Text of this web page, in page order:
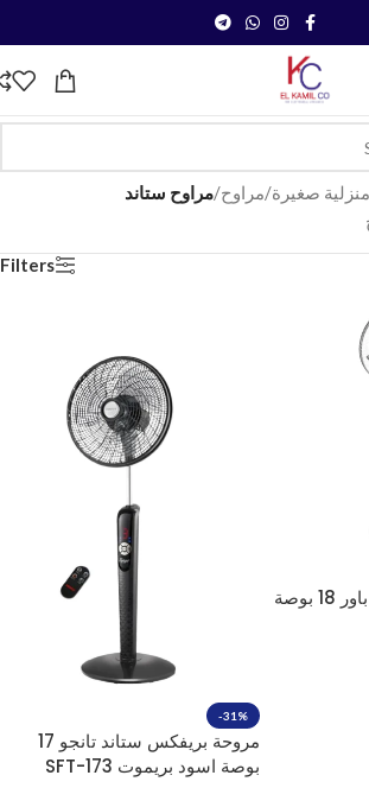
صغيرة/مراوح/مراوح ستاند
Filters
مروحة بريفكس ستاند باور 18 بوصة
-31%
مروحة بريفكس ستاند تانجو 17
بوصة اسود بريموت SFT-173